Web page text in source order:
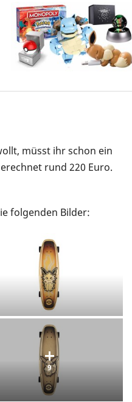
müsst ihr schon ein
rund 220 Euro.
folgenden Bilder:
9